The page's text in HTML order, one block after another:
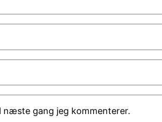
næste gang jeg kommenterer.